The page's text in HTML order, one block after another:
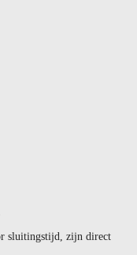
sluitingstijd, zijn direct